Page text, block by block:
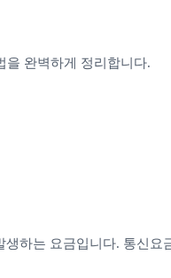
을 완벽하게 정리합니다.
하는 요금입니다. 통신